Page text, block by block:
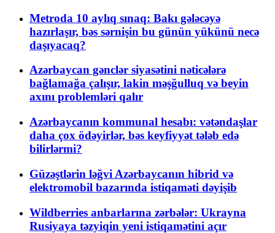
Metroda 10 aylıq sınaq: Bakı gələcəyə
hazırlaşır, bəs sərnişin bu günün yükünü necə
daşıyacaq?
Azərbaycan gənclər siyasətini nəticələrə
bağlamağa çalışır, lakin məşğulluq və beyin
axını problemləri qalır
Azərbaycanın kommunal hesabı: vətəndaşlar
daha çox ödəyirlər, bəs keyfiyyət tələb edə
bilirlərmi?
Güzəştlərin ləğvi Azərbaycanın hibrid və
elektromobil bazarında istiqaməti dəyişib
Wildberries anbarlarına zərbələr: Ukrayna
Rusiyaya təzyiqin yeni istiqamətini açır